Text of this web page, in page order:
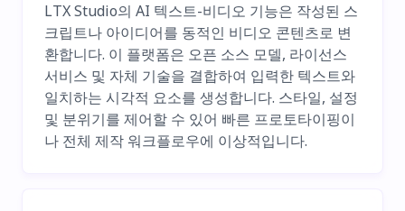
LTX Studio의 AI 텍스트-비디오 기능은 작성된 스
크립트나 아이디어를 동적인 비디오 콘텐츠로 변
환합니다. 이 플랫폼은 오픈 소스 모델, 라이선스
서비스 및 자체 기술을 결합하여 입력한 텍스트와
일치하는 시각적 요소를 생성합니다. 스타일, 설정
및 분위기를 제어할 수 있어 빠른 프로토타이핑이
나 전체 제작 워크플로우에 이상적입니다.